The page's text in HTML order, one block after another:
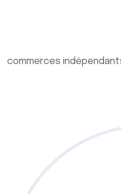
commerces